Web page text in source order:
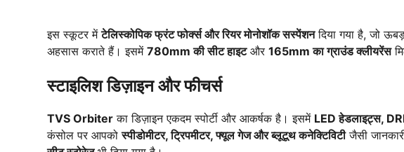
इस स्कूटर मेंटेलिस्कोपिक फ्रंट फोर्क्स और रियर मोनोशॉक सस्पेंशनदिया गया है, जो
अहसास कराते हैं। इसमें 780mm की सीट हाइटऔर 165mm का ग्राउंड क्लीयरेंस
स्टाइलिश डिज़ाइन और फीचर्स
TVS Orbiter का डिज़ाइन एकदम स्पोर्टी और आकर्षक है। इसमें LED हेडलाइट्स,
कंसोल पर आपकोस्पीडोमीटर, ट्रिपमीटर, फ्यूल गेज और ब्लूटूथ कनेक्टिविटीजैसी